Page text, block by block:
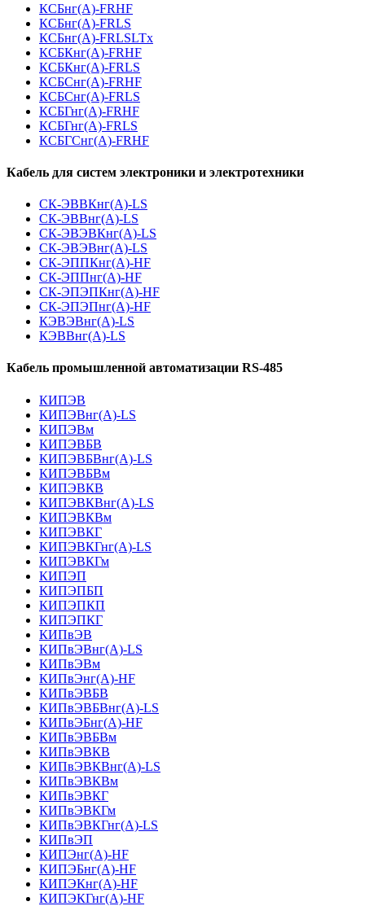
КСБнг(А)-FRHF
КСБнг(А)-FRLS
КСБнг(А)-FRLSLTx
КСБКнг(А)-FRHF
КСБКнг(А)-FRLS
КСБСнг(А)-FRHF
КСБСнг(А)-FRLS
КСБГнг(А)-FRHF
КСБГнг(А)-FRLS
КСБГСнг(А)-FRHF
Кабель для систем электроники и электротехники
СК-ЭВВКнг(А)-LS
СК-ЭВВнг(А)-LS
СК-ЭВЭВКнг(А)-LS
СК-ЭВЭВнг(А)-LS
СК-ЭППКнг(А)-HF
СК-ЭППнг(А)-HF
СК-ЭПЭПКнг(А)-HF
СК-ЭПЭПнг(А)-HF
КЭВЭВнг(А)-LS
КЭВВнг(А)-LS
Кабель промышленной автоматизации RS-485
КИПЭВ
КИПЭВнг(А)-LS
КИПЭВм
КИПЭВБВ
КИПЭВБВнг(А)-LS
КИПЭВБВм
КИПЭВКВ
КИПЭВКВнг(А)-LS
КИПЭВКВм
КИПЭВКГ
КИПЭВКГнг(А)-LS
КИПЭВКГм
КИПЭП
КИПЭПБП
КИПЭПКП
КИПЭПКГ
КИПвЭВ
КИПвЭВнг(А)-LS
КИПвЭВм
КИПвЭнг(А)-HF
КИПвЭВБВ
КИПвЭВБВнг(А)-LS
КИПвЭБнг(А)-HF
КИПвЭВБВм
КИПвЭВКВ
КИПвЭВКВнг(А)-LS
КИПвЭВКВм
КИПвЭВКГ
КИПвЭВКГм
КИПвЭВКГнг(А)-LS
КИПвЭП
КИПЭнг(А)-HF
КИПЭБнг(А)-HF
КИПЭКнг(А)-HF
КИПЭКГнг(А)-HF